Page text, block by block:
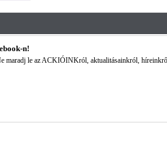
n!
maradj le az ACKIÓINKról, aktualitásainkról,